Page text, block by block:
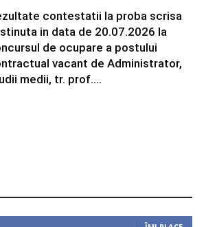
contestatii la proba scrisa
in data de 20.07.2026 la
de ocupare a postului
vacant de Administrator,
medii, tr. prof....